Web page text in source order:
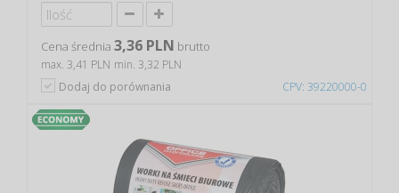
CPV: 39220000-0
Cena średnia 3,36 PLN brutto
max. 3,41 PLN min. 3,32 PLN
Dodaj do porównania